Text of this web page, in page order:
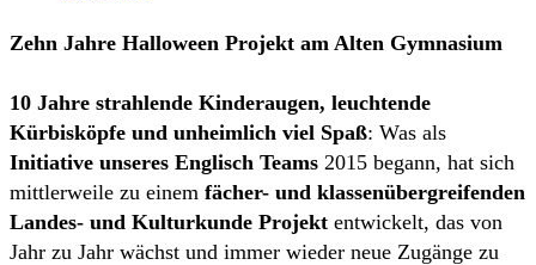
Zehn Jahre Halloween Projekt am Alten Gymnasium
10 Jahre strahlende Kinderaugen, leuchtende
Kürbisköpfe und unheimlich viel Spaß: Was als
Initiative unseres Englisch Teams 2015 begann, hat sich
mittlerweile zu einem fächer- und klassenübergreifenden
Landes- und Kulturkunde Projekt entwickelt, das von
Jahr zu Jahr wächst und immer wieder neue Zugänge zu